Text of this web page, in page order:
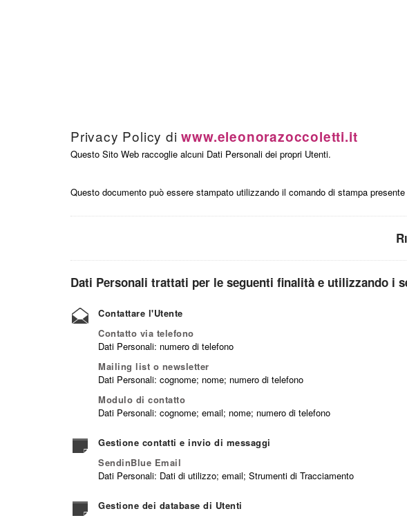
Privacy Policy diwww.eleonorazoccoletti.it
Questo Sito Web raccoglie alcuni Dati Personali dei propri Utenti.
Questo documento può essere stampato utilizzando il comando di stampa
Dati Personali trattati per le seguenti finalità e utilizzando i
Contattare l'Utente
Contatto via telefono
Dati Personali: numero di telefono
Mailing list o newsletter
Dati Personali: cognome; nome; numero di telefono
Modulo di contatto
Dati Personali: cognome; email; nome; numero di telefono
Gestione contatti e invio di messaggi
SendinBlue Email
Dati Personali: Dati di utilizzo; email; Strumenti di Tracciamento
Gestione dei database di Utenti